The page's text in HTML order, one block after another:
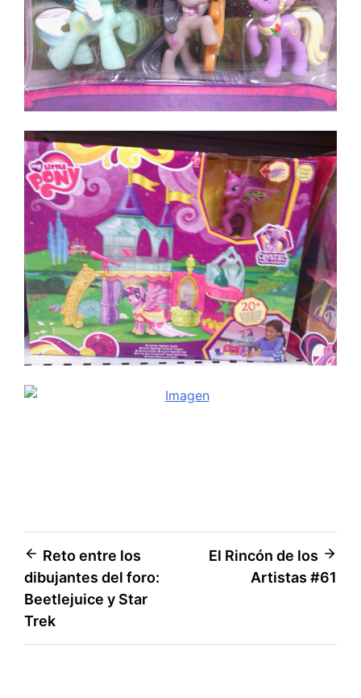
Navegación
de
entradas
Reto entre los
dibujantes del foro:
Beetlejuice y Star
Trek
El Rincón de los
Artistas #61